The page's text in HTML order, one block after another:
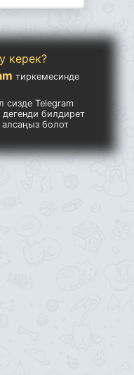
керек?
тиркемесинде
сизде Telegram
билдирет
болот